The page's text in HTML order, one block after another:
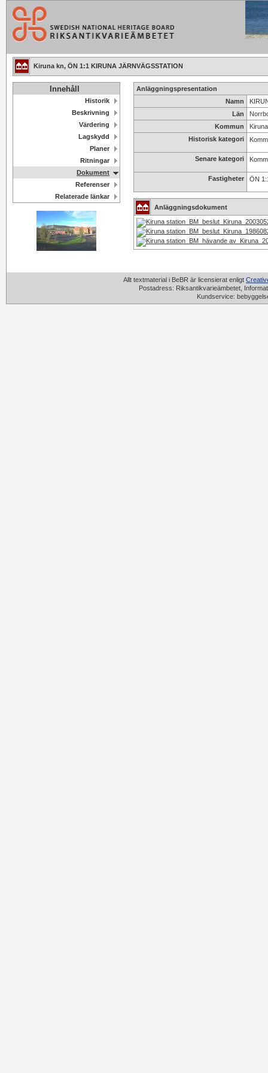
Kiruna kn, ÖN 1:1 KIRUNA JÄRNVÄGSSTATION
Innehåll
Historik
Beskrivning
Värdering
Lagskydd
Planer
Ritningar
Dokument
Referenser
Relaterade länkar
Anläggningspresentation
Namn
Län
Kommun
Kiruna
Historisk kategori
Senare kategori
Fastigheter ÖN
Anläggningsdokument
Allt textmaterial i BeBR är licensierat enligt
Postadress: Riksantikvarieämbetet,
Kundservice: